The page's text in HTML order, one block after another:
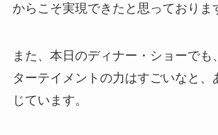
からこそ実現できたと思っておりま
また、本日のディナー・ショーでも
ターテイメントの力はすごいなと、
じています。